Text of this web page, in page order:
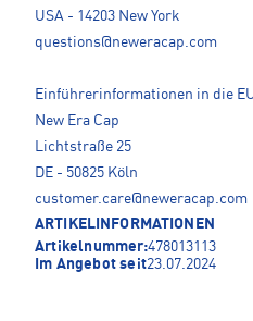
USA - 14203 New York
questions@neweracap.com
Einführerinformationen in die
New Era Cap
Lichtstraße 25
DE - 50825 Köln
customer.care@neweracap.com
ARTIKELINFORMATIONEN
Artikelnummer:478013113
Im Angebot seit23.07.2024